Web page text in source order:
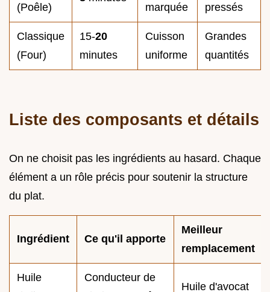
(Poêle)
marquée
pressés
Classique
(Four)
15-20
minutes
Cuisson
uniforme
Grandes
quantités
Liste des composants et détails
On ne choisit pas les ingrédients au hasard. Chaque
élément a un rôle précis pour soutenir la structure
du plat.
Ingrédient Ce qu'il apporte
Meilleur
remplacement
Huile
Conducteur de
Huile d'avocat